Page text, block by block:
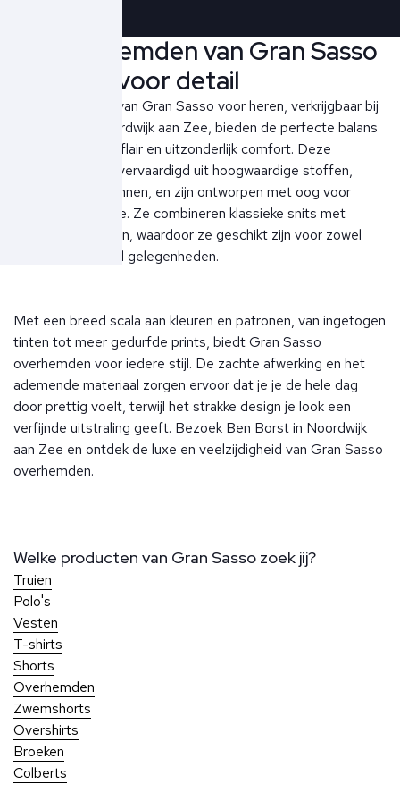
De overhemden van Gran Sasso
met oog voor detail
De overhemden van Gran Sasso voor heren, verkrijgbaar bij
Ben Borst in Noordwijk aan Zee, bieden de perfecte balans
tussen Italiaanse flair en uitzonderlijk comfort. Deze
overhemden zijn vervaardigd uit hoogwaardige stoffen,
zoals katoen en linnen, en zijn ontworpen met oog voor
detail en perfectie. Ze combineren klassieke snits met
moderne accenten, waardoor ze geschikt zijn voor zowel
formele als casual gelegenheden.
Met een breed scala aan kleuren en patronen, van ingetogen
tinten tot meer gedurfde prints, biedt Gran Sasso
overhemden voor iedere stijl. De zachte afwerking en het
ademende materiaal zorgen ervoor dat je je de hele dag
door prettig voelt, terwijl het strakke design je look een
verfijnde uitstraling geeft. Bezoek Ben Borst in Noordwijk
aan Zee en ontdek de luxe en veelzijdigheid van Gran Sasso
overhemden.
Welke producten van Gran Sasso zoek jij?
Truien
Polo's
Vesten
T-shirts
Shorts
Overhemden
Zwemshorts
Overshirts
Broeken
Colberts